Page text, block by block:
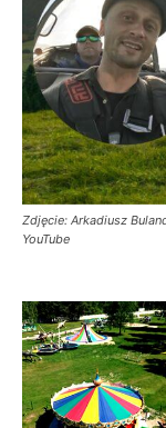
Zdjęcie: Arkadiusz
YouTube